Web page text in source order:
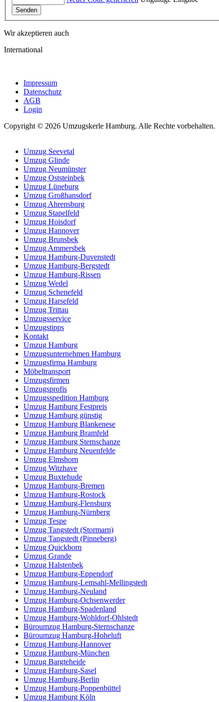
Senden
Wir akzeptieren auch
International
Impressum
Datenschutz
AGB
Login
Copyright © 2026 Umzugskerle Hamburg. Alle Rechte vorbehalten.
Umzug Seevetal
Umzug Glinde
Umzug Neumünster
Umzug Oststeinbek
Umzug Lüneburg
Umzug Großhansdorf
Umzug Ahrensburg
Umzug Stapelfeld
Umzug Hoisdorf
Umzug Hannover
Umzug Brunsbek
Umzug Ammersbek
Umzug Hamburg-Duvenstedt
Umzug Hamburg-Bergstedt
Umzug Hamburg-Rissen
Umzug Wedel
Umzug Schenefeld
Umzug Harsefeld
Umzug Trittau
Umzugsservice
Umzugstipps
Kontakt
Umzug Hamburg
Umzugsunternehmen Hamburg
Umzugsfirma Hamburg
Möbeltransport
Umzugsfirmen
Umzugsprofis
Umzugsspedition Hamburg
Umzug Hamburg Festpreis
Umzug Hamburg günstig
Umzug Hamburg Blankenese
Umzug Hamburg Bramfeld
Umzug Hamburg Sternschanze
Umzug Hamburg Neuenfelde
Umzug Elmshorn
Umzug Witzhave
Umzug Buxtehude
Umzug Hamburg-Bremen
Umzug Hamburg-Rostock
Umzug Hamburg-Flensburg
Umzug Hamburg-Nürnberg
Umzug Tespe
Umzug Tangstedt (Stormarn)
Umzug Tangstedt (Pinneberg)
Umzug Quickborn
Umzug Grande
Umzug Halstenbek
Umzug Hamburg-Eppendorf
Umzug Hamburg-Lemsahl-Mellingstedt
Umzug Hamburg-Neuland
Umzug Hamburg-Ochsenwerder
Umzug Hamburg-Spadenland
Umzug Hamburg-Wohldorf-Ohlstedt
Büroumzug Hamburg-Sternschanze
Büroumzug Hamburg-Hoheluft
Umzug Hamburg-Hannover
Umzug Hamburg-München
Umzug Bargteheide
Umzug Hamburg-Sasel
Umzug Hamburg-Berlin
Umzug Hamburg-Poppenbüttel
Umzug Hamburg Köln